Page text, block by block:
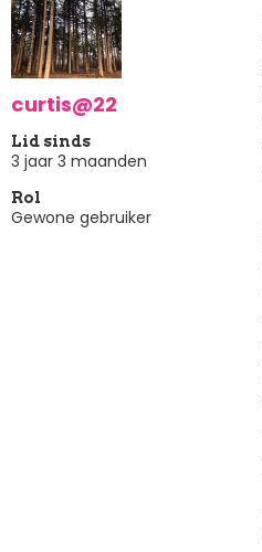
curtis@22
Lid sinds
3 jaar 3 maanden
Rol
Gewone gebruiker